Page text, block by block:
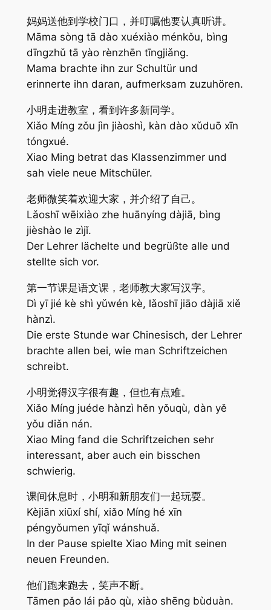
妈妈送他到学校门口，并叮嘱他要认真听讲。
Māma sòng tā dào xuéxiào ménkǒu, bìng
dīngzhǔ tā yào rènzhēn tīngjiǎng.
Mama brachte ihn zur Schultür und
erinnerte ihn daran, aufmerksam zuzuhören.
小明走进教室，看到许多新同学。
Xiǎo Míng zǒu jìn jiàoshì, kàn dào xǔduō xīn
tóngxué.
Xiao Ming betrat das Klassenzimmer und
sah viele neue Mitschüler.
老师微笑着欢迎大家，并介绍了自己。
Lǎoshī wēixiào zhe huānyíng dàjiā, bìng
jièshào le zìjǐ.
Der Lehrer lächelte und begrüßte alle und
stellte sich vor.
第一节课是语文课，老师教大家写汉字。
Dì yī jié kè shì yǔwén kè, lǎoshī jiāo dàjiā xiě
hànzì.
Die erste Stunde war Chinesisch, der Lehrer
brachte allen bei, wie man Schriftzeichen
schreibt.
小明觉得汉字很有趣，但也有点难。
Xiǎo Míng juéde hànzì hěn yǒuqù, dàn yě
yǒu diǎn nán.
Xiao Ming fand die Schriftzeichen sehr
interessant, aber auch ein bisschen
schwierig.
课间休息时，小明和新朋友们一起玩耍。
Kèjiān xiūxí shí, xiǎo Míng hé xīn
péngyǒumen yīqǐ wánshuǎ.
In der Pause spielte Xiao Ming mit seinen
neuen Freunden.
他们跑来跑去，笑声不断。
Tāmen pǎo lái pǎo qù, xiào shēng bùduàn.